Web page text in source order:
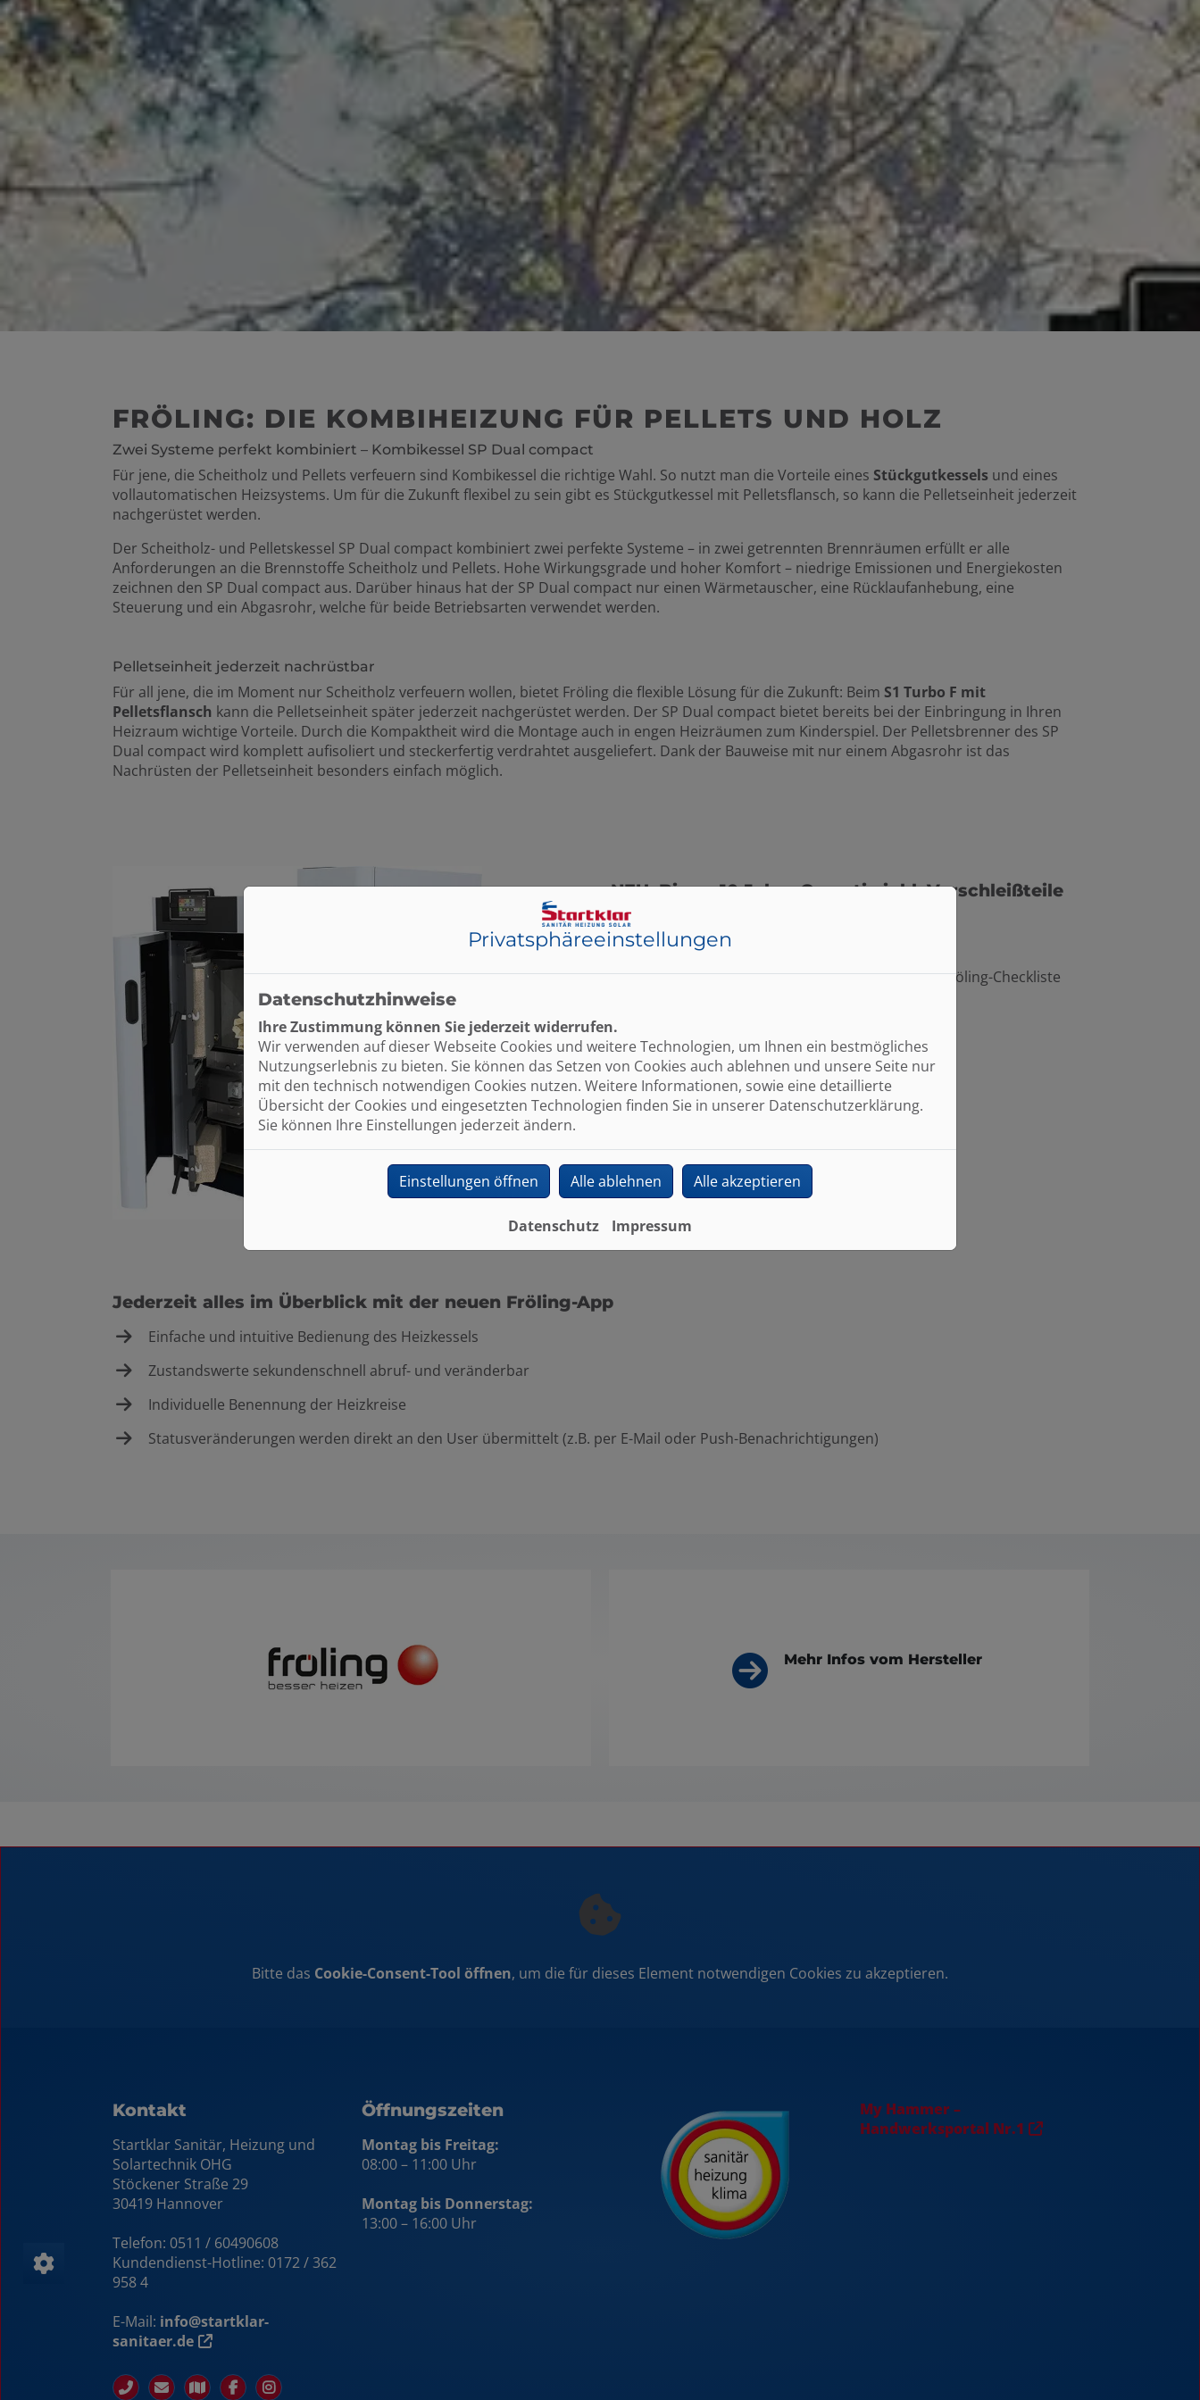
FRÖLING: DIE KOMBIHEIZUNG FÜR PELLETS UND HOLZ
Zwei Systeme perfekt kombiniert – Kombikessel SP Dual compact
Für jene, die Scheitholz und Pellets verfeuern sind Kombikessel die richtige Wahl. So nutzt man die Vorteile eines Stückgutkessels und eines
vollautomatischen Heizsystems. Um für die Zukunft flexibel zu sein gibt es Stückgutkessel mit Pelletsflansch, so kann die Pelletseinheit jederzeit
nachgerüstet werden.
Der Scheitholz- und Pelletskessel SP Dual compact kombiniert zwei perfekte Systeme – in zwei getrennten Brennräumen erfüllt er alle
Anforderungen an die Brennstoffe Scheitholz und Pellets. Hohe Wirkungsgrade und hoher Komfort – niedrige Emissionen und Energiekosten
zeichnen den SP Dual compact aus. Darüber hinaus hat der SP Dual compact nur einen Wärmetauscher, eine Rücklaufanhebung, eine
Steuerung und ein Abgasrohr, welche für beide Betriebsarten verwendet werden.
Pelletseinheit jederzeit nachrüstbar
Für all jene, die im Moment nur Scheitholz verfeuern wollen, bietet Fröling die flexible Lösung für die Zukunft: Beim S1 Turbo F mit
Pelletsflansch kann die Pelletseinheit später jederzeit nachgerüstet werden. Der SP Dual compact bietet bereits bei der Einbringung in Ihren
Heizraum wichtige Vorteile. Durch die Kompaktheit wird die Montage auch in engen Heizräumen zum Kinderspiel. Der Pelletsbrenner des SP
Dual compact wird komplett aufisoliert und steckerfertig verdrahtet ausgeliefert. Dank der Bauweise mit nur einem Abgasrohr ist das
Nachrüsten der Pelletseinheit besonders einfach möglich.
NEU: Bis zu 10 Jahre Garantie inkl. Verschleißteile
10 Jahre Garantie auf Arbeitszeit
10 Jahre Garantie auf Material
jährlich eine umfangreiche Wartung gemäß Fröling-Checkliste
Jederzeit alles im Überblick mit der neuen Fröling-App
Einfache und intuitive Bedienung des Heizkessels
Zustandswerte sekundenschnell abruf- und veränderbar
Individuelle Benennung der Heizkreise
Statusveränderungen werden direkt an den User übermittelt (z.B. per E-Mail oder Push-Benachrichtigungen)
Mehr Infos vom Hersteller
Bitte das Cookie-Consent-Tool öffnen, um die für dieses Element notwendigen Cookies zu akzeptieren.
Kontakt
Startklar Sanitär, Heizung und
Solartechnik OHG
Stöckener Straße 29
30419 Hannover
Telefon: 0511 / 60490608
Kundendienst-Hotline: 0172 / 362
958 4
E-Mail: info@startklar-
sanitaer.de
Öffnungszeiten
Montag bis Freitag:
08:00 – 11:00 Uhr
Montag bis Donnerstag:
13:00 – 16:00 Uhr
My Hammer –
Handwerksportal Nr.1
Privatsphäre­einstellungen
Datenschutzhinweise
Ihre Zustimmung können Sie jederzeit widerrufen.
Wir verwenden auf dieser Webseite Cookies und weitere Technologien, um Ihnen ein bestmögliches
Nutzungserlebnis zu bieten. Sie können das Setzen von Cookies auch ablehnen und unsere Seite nur
mit den technisch notwendigen Cookies nutzen. Weitere Informationen, sowie eine detaillierte
Übersicht der Cookies und eingesetzten Technologien finden Sie in unserer Datenschutzerklärung.
Sie können Ihre Einstellungen jederzeit ändern.
Einstellungen öffnen Alle ablehnen Alle akzeptieren
Datenschutz Impressum